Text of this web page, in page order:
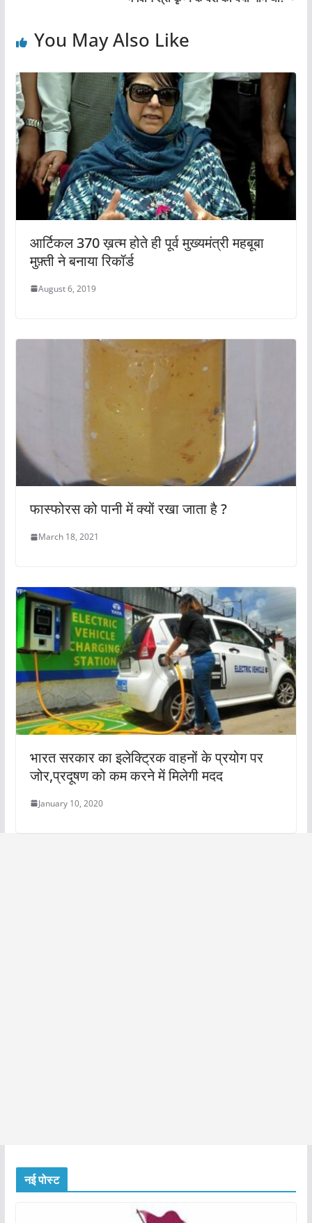
k
You May Also Like
आर्टिकल 370 ख़त्म होते ही पूर्व मुख्यमंत्री महबूबा
मुफ़्ती ने बनाया रिकॉर्ड
August 6, 2019
फास्फोरस को पानी में क्यों रखा जाता है ?
March 18, 2021
भारत सरकार का इलेक्ट्रिक वाहनों के प्रयोग पर
जोर,प्रदूषण को कम करने में मिलेगी मदद
January 10, 2020
नई पोस्ट